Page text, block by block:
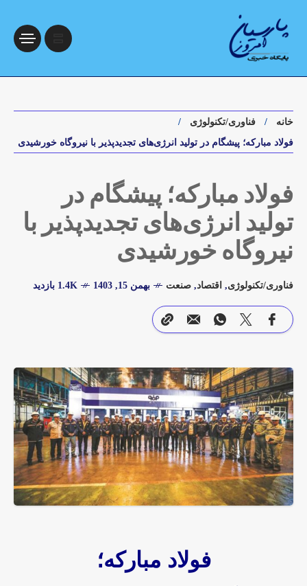
خانه
فناوری/تکنولوژی
فولاد مبارکه؛ پیشگام در تولید انرژی‌های تجدیدپذیر با نیروگاه خورشیدی
فولاد مبارکه؛ پیشگام در
تولید انرژی‌های تجدیدپذیر با
نیروگاه خورشیدی
فناوری/تکنولوژی, اقتصاد, صنعت بهمن 15, 1403 1.4K بازدید
فولاد مبارکه؛